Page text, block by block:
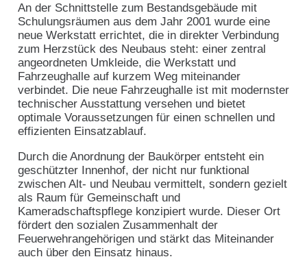
An der Schnittstelle zum Bestandsgebäude mit
Schulungsräumen aus dem Jahr 2001 wurde eine
neue Werkstatt errichtet, die in direkter Verbindung
zum Herzstück des Neubaus steht: einer zentral
angeordneten Umkleide, die Werkstatt und
Fahrzeughalle auf kurzem Weg miteinander
verbindet. Die neue Fahrzeughalle ist mit modernster
technischer Ausstattung versehen und bietet
optimale Voraussetzungen für einen schnellen und
effizienten Einsatzablauf.
Durch die Anordnung der Baukörper entsteht ein
geschützter Innenhof, der nicht nur funktional
zwischen Alt- und Neubau vermittelt, sondern gezielt
als Raum für Gemeinschaft und
Kameradschaftspflege konzipiert wurde. Dieser Ort
fördert den sozialen Zusammenhalt der
Feuerwehrangehörigen und stärkt das Miteinander
auch über den Einsatz hinaus.